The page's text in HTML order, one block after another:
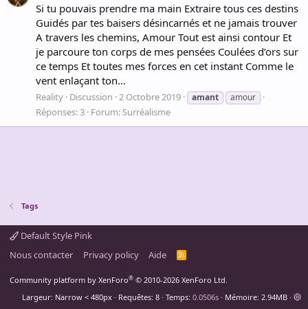
Si tu pouvais prendre ma main Extraire tous ces destins
Guidés par tes baisers désincarnés et ne jamais trouver
A travers les chemins, Amour Tout est ainsi contour Et
je parcoure ton corps de mes pensées Coulées d’ors sur
ce temps Et toutes mes forces en cet instant Comme le
vent enlaçant ton...
Reality Discussion 2 Octobre 2019 amant amour
Réponses: 3 Forum: Surréalisme
Tags
Default Style Pink
Nous contacter
Privacy policy Aide
R
Community platform by XenForo® © 2010-2026 XenForo Ltd.
Largeur
Requêtes 8 Temps 0.0506s Mémoire 2.94MB